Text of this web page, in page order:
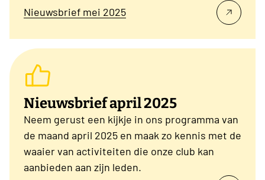
Nieuwsbrief mei 2025
Nieuwsbrief april 2025
Neem gerust een kijkje in ons programma van
de maand april 2025 en maak zo kennis met de
waaier van activiteiten die onze club kan
aanbieden aan zijn leden.